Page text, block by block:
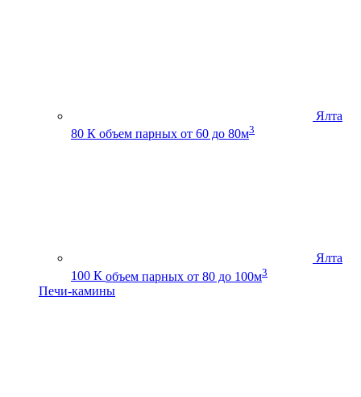
Ялта
80 К объем парных от 60 до 80м3
Ялта
100 К объем парных от 80 до 100м3
Печи-камины